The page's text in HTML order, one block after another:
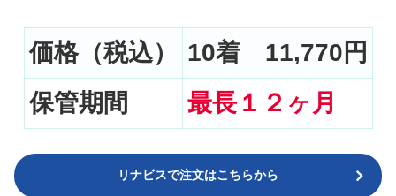
価格（税込）
10着 11,770円
保管期間
最長１２ヶ月
リナビスで注文はこちらから